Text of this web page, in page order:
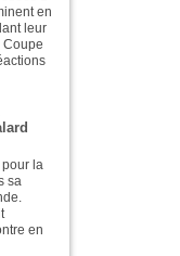
en
leur
pour la
sa
en